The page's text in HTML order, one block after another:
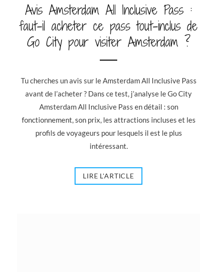
Avis Amsterdam All Inclusive Pass :
faut-il acheter ce pass tout-inclus de
Go City pour visiter Amsterdam ?
Tu cherches un avis sur le Amsterdam All Inclusive Pass
avant de l’acheter ? Dans ce test, j’analyse le Go City
Amsterdam All Inclusive Pass en détail : son
fonctionnement, son prix, les attractions incluses et les
profils de voyageurs pour lesquels il est le plus
intéressant.
LIRE L'ARTICLE